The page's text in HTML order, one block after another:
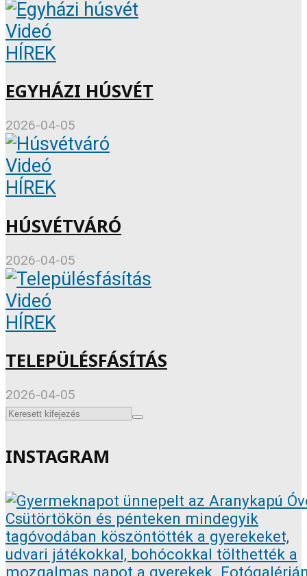
Videó
HÍREK
EGYHÁZI HÚSVÉT
2026-04-05
Videó
HÍREK
HÚSVÉTVÁRÓ
2026-04-05
Videó
HÍREK
TELEPÜLÉSFÁSÍTÁS
2026-04-05
INSTAGRAM